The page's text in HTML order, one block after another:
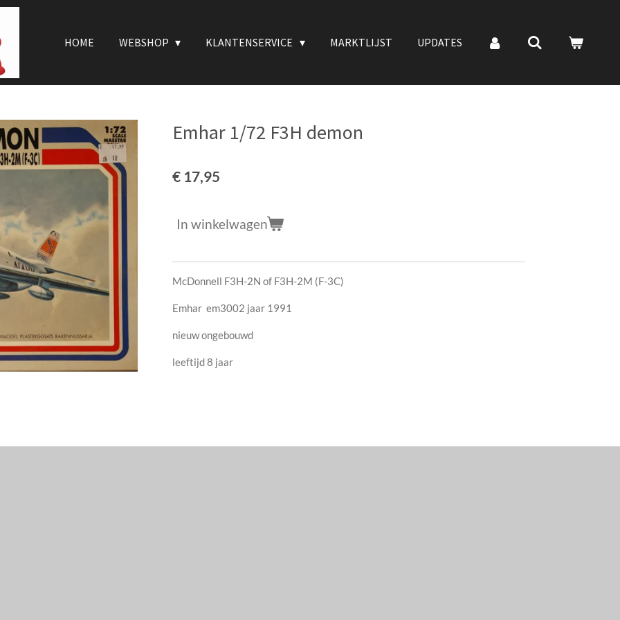
HOME WEBSHOP KLANTENSERVICE MARKTLIJST UPDATES
Emhar 1/72 F3H demon
€ 17,95
In winkelwagen
McDonnell F3H-2N of F3H-2M (F-3C)
Emhar em3002 jaar 1991
nieuw ongebouwd
leeftijd 8 jaar